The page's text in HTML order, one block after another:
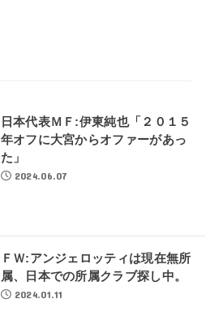
日本代表ＭＦ:伊東純也「２０１５
年オフに大宮からオファーがあっ
た」
2024.06.07
ＦＷ:アンジェロッティは現在無所
属、日本での所属クラブ探し中。
2024.01.11